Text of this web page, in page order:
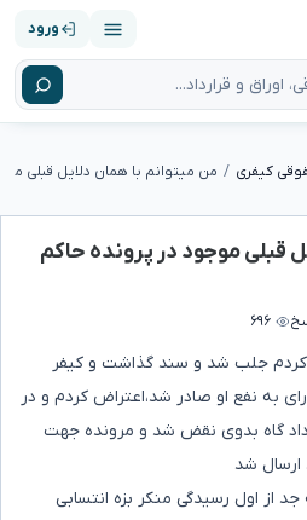
ورود
کیفری
قبلی موجود در پرونده حاکم
۶۹۶
جلب شد و سند گذاشت و کیفر
به نفع او صادر شد،اعتراض کردم و در
داد گاه بدوی نقض شد و مرونده جهت
ارسال شد
از اول رسیدگی منکر بزه انتسابی